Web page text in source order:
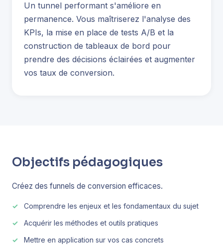
Un tunnel performant s'améliore en
permanence. Vous maîtriserez l'analyse des
KPIs, la mise en place de tests A/B et la
construction de tableaux de bord pour
prendre des décisions éclairées et augmenter
vos taux de conversion.
Objectifs pédagogiques
Créez des funnels de conversion efficaces.
Comprendre les enjeux et les fondamentaux du sujet
Acquérir les méthodes et outils pratiques
Mettre en application sur vos cas concrets